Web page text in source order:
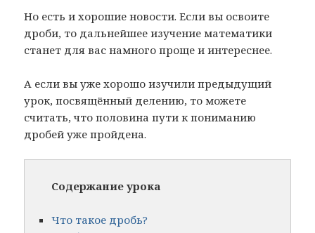
Но есть и хорошие новости. Если вы освоите
дроби, то дальнейшее изучение математики
станет для вас намного проще и интереснее.
А если вы уже хорошо изучили предыдущий
урок, посвящённый делению, то можете
считать, что половина пути к пониманию
дробей уже пройдена.
Содержание урока
Что такое дробь?